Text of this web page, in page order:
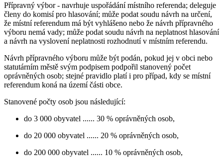
Přípravný výbor - navrhuje uspořádání místního referenda; deleguje
členy do komisí pro hlasování; může podat soudu návrh na určení,
že místní referendum má být vyhlášeno nebo že návrh přípravného
výboru nemá vady; může podat soudu návrh na neplatnost hlasování
a návrh na vyslovení neplatnosti rozhodnutí v místním referendu.
Návrh přípravného výboru může být podán, pokud jej v obci nebo
statutárním městě svým podpisem podpořil stanovený počet
oprávněných osob; stejné pravidlo platí i pro případ, kdy se místní
referendum koná na území části obce.
Stanovené počty osob jsou následující:
do 3 000 obyvatel ...... 30 % oprávněných osob,
do 20 000 obyvatel ...... 20 % oprávněných osob,
do 200 000 obyvatel ...... 10 % oprávněných osob,